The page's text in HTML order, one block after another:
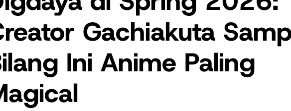
Gachiakuta
Ini Anime Paling